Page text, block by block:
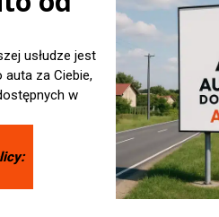
usłudze jest
za Ciebie,
w